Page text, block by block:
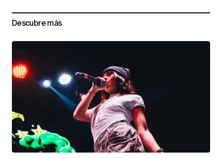
Descubre más